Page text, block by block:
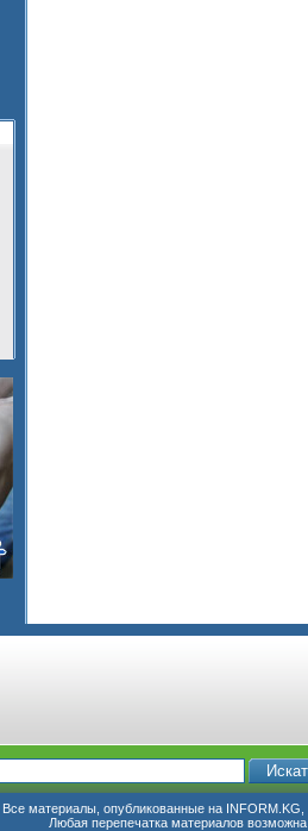
Все материалы, опубликованные на INFORM.KG,
Любая перепечатка материалов